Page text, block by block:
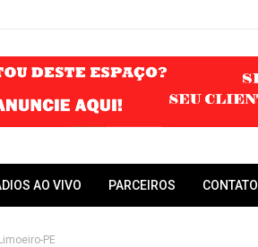
AO VIVO PARCEIROS CONTATO
PE